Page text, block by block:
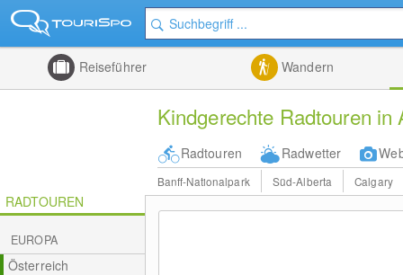
Reiseführer Wandern
Kindgerechte Radtouren in
Radtouren Radwetter
Banff-Nationalpark Süd-Alberta Calgary
RADTOUREN
EUROPA
Österreich